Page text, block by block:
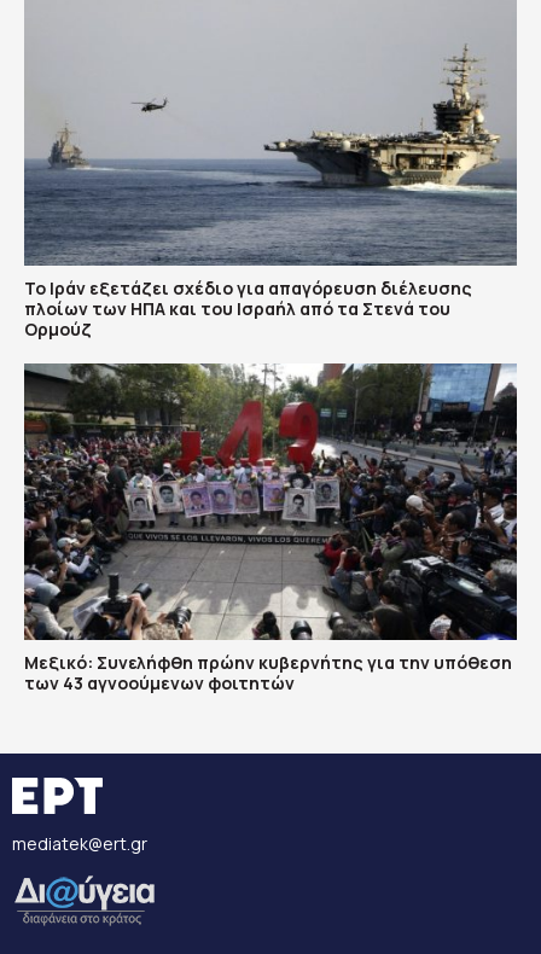
Το Ιράν εξετάζει σχέδιο για απαγόρευση διέλευσης
πλοίων των ΗΠΑ και του Ισραήλ από τα Στενά του
Ορμούζ
Μεξικό: Συνελήφθη πρώην κυβερνήτης για την υπόθεση
των 43 αγνοούμενων φοιτητών
mediatek@ert.gr